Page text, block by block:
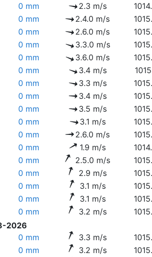
0 mm 2.3 m/s
0 mm 2.4.0 m/s
0 mm 2.6.0 m/s
0 mm 3.3.0 m/s
0 mm 3.6.0 m/s
0 mm 3.4 m/s
0 mm 3.3 m/s
0 mm 3.4 m/s
0 mm 3.5 m/s
0 mm 3.1 m/s
0 mm 2.6.0 m/s
0 mm 1.9 m/s
0 mm 2.5.0 m/s
0 mm 2.9 m/s
0 mm 3.1 m/s
0 mm 3.1 m/s
0 mm 3.2 m/s
2026
0 mm 3.3 m/s
0 mm 3.2 m/s